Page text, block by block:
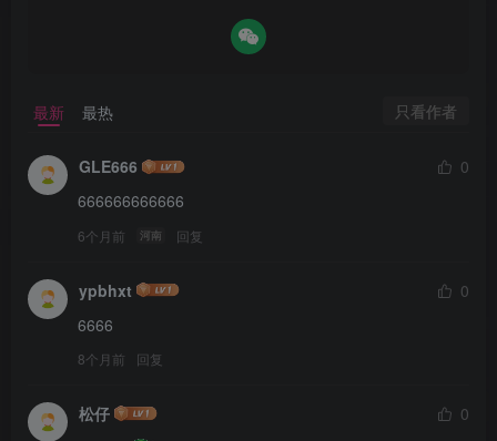
最新 最热 只看作者
GLE666
0
666666666666
6个月前 河南 回复
ypbhxt
0
6666
8个月前 回复
松仔
0